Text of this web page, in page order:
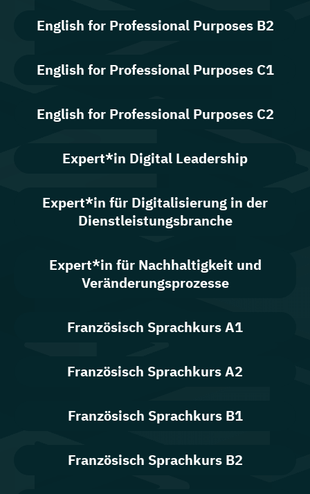
English for Professional Purposes B2
English for Professional Purposes C1
English for Professional Purposes C2
Expert*in Digital Leadership
Expert*in für Digitalisierung in der
Dienstleistungsbranche
Expert*in für Nachhaltigkeit und
Veränderungsprozesse
Französisch Sprachkurs A1
Französisch Sprachkurs A2
Französisch Sprachkurs B1
Französisch Sprachkurs B2